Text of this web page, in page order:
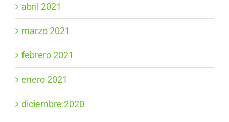
abril 2021
marzo 2021
febrero 2021
enero 2021
diciembre 2020